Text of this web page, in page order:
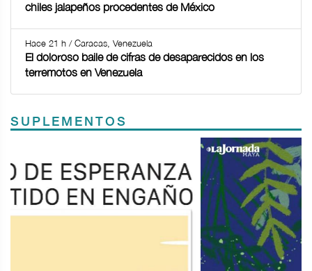
chiles jalapeños procedentes de México
Hace 21 h / Caracas, Venezuela
El doloroso baile de cifras de desaparecidos en los
terremotos en Venezuela
SUPLEMENTOS